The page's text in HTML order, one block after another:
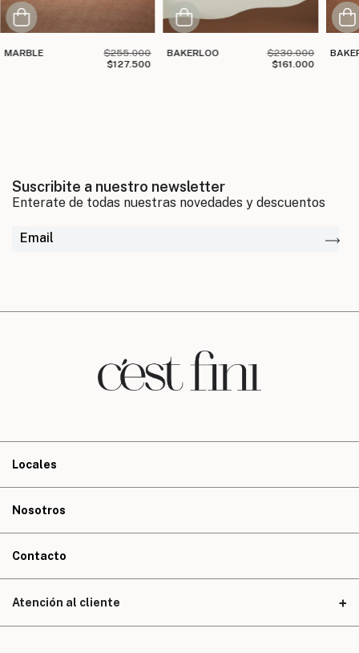
MARBLE
$255.000
$127.500
BAKERLOO
$230.000
$161.000
Suscribite a nuestro newsletter
Locales
Nosotros
Contacto
Atención al cliente